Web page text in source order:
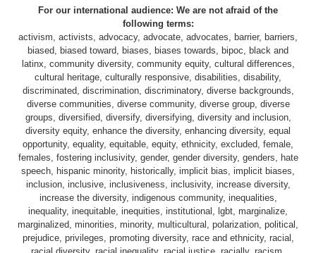
For our international audience: We are not afraid of the
following terms:
activism, activists, advocacy, advocate, advocates, barrier, barriers,
biased, biased toward, biases, biases towards, bipoc, black and
latinx, community diversity, community equity, cultural differences,
cultural heritage, culturally responsive, disabilities, disability,
discriminated, discrimination, discriminatory, diverse backgrounds,
diverse communities, diverse community, diverse group, diverse
groups, diversified, diversify, diversifying, diversity and inclusion,
diversity equity, enhance the diversity, enhancing diversity, equal
opportunity, equality, equitable, equity, ethnicity, excluded, female,
females, fostering inclusivity, gender, gender diversity, genders, hate
speech, hispanic minority, historically, implicit bias, implicit biases,
inclusion, inclusive, inclusiveness, inclusivity, increase diversity,
increase the diversity, indigenous community, inequalities,
inequality, inequitable, inequities, institutional, lgbt, marginalize,
marginalized, minorities, minority, multicultural, polarization, political,
prejudice, privileges, promoting diversity, race and ethnicity, racial,